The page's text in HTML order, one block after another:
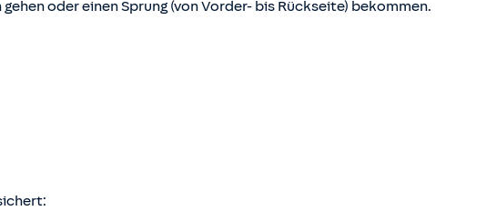
oder einen Sprung (von Vorder- bis Rückseite) bekommen.